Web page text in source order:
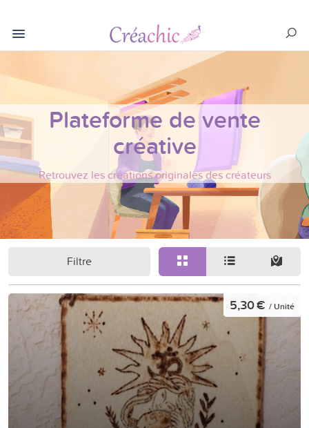
Plateforme de vente
créative
Retrouvez les créations originales des créateurs
Filtre
5,30 € / Unité